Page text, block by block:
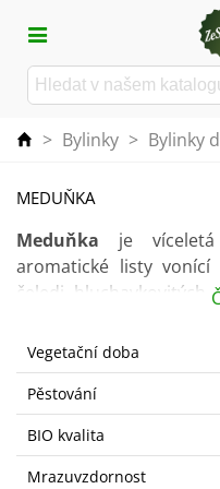
> Bylinky > Bylinky
MEDUŇKA
Meduňka je
aromatické listy
čeledi
kvalitu našeho
kuchyni se pro svoji
koření do salátů, k
nápojů a bylinkových
Meduňka
není
Vegetační doba
Pěstování
BIO kvalita
Mrazuvzdornost